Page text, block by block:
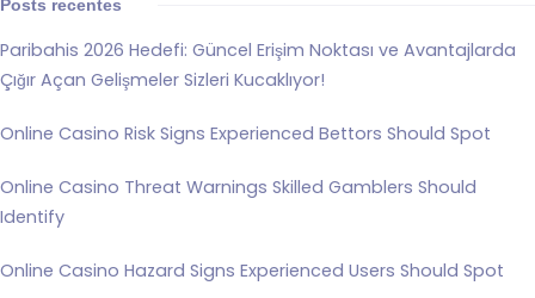
Posts recentes
Paribahis 2026 Hedefi: Güncel Erişim Noktası ve Avantajlarda
Çığır Açan Gelişmeler Sizleri Kucaklıyor!
Online Casino Risk Signs Experienced Bettors Should Spot
Online Casino Threat Warnings Skilled Gamblers Should
Identify
Online Casino Hazard Signs Experienced Users Should Spot